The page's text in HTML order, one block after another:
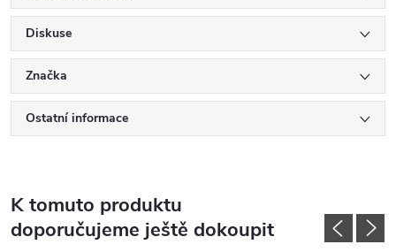
Diskuse
Značka
Ostatní informace
K tomuto produktu
doporučujeme ještě dokoupit